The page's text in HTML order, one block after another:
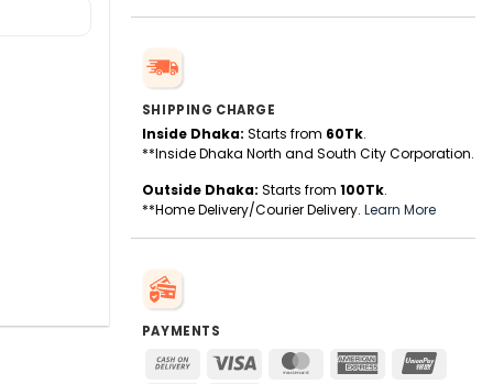
SHIPPING CHARGE
Inside Dhaka: Starts from 60Tk.
**Inside Dhaka North and South City Corporation.
Outside Dhaka: Starts from 100Tk.
**Home Delivery/Courier Delivery. Learn More
PAYMENTS
Cash
Visa MasterCardAmerican